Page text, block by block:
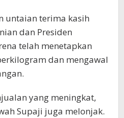
untaian terima kasih
dan Presiden
telah menetapkan
dan mengawal
yang meningkat,
Supaji juga melonjak.